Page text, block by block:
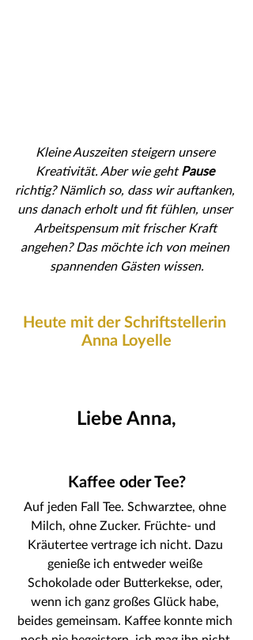
Kleine Auszeiten steigern unsere
Kreativität. Aber wie geht Pause
richtig? Nämlich so, dass wir auftanken,
uns danach erholt und fit fühlen, unser
Arbeitspensum mit frischer Kraft
angehen? Das möchte ich von meinen
spannenden Gästen wissen.
Heute mit der Schriftstellerin
Anna Loyelle
Liebe Anna,
Kaffee oder Tee?
Auf jeden Fall Tee. Schwarztee, ohne
Milch, ohne Zucker. Früchte- und
Kräutertee vertrage ich nicht. Dazu
genieße ich entweder weiße
Schokolade oder Butterkekse, oder,
wenn ich ganz großes Glück habe,
beides gemeinsam. Kaffee konnte mich